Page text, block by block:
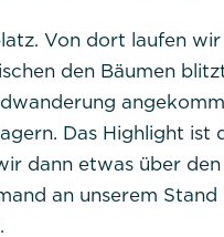
Von dort laufen
den Bäumen
Das Highlight ist
dann etwas über
an unserem